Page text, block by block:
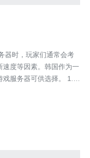
度等因素。韩国作为一
服务器可供选择。 1.
》、《魔兽世界》等，